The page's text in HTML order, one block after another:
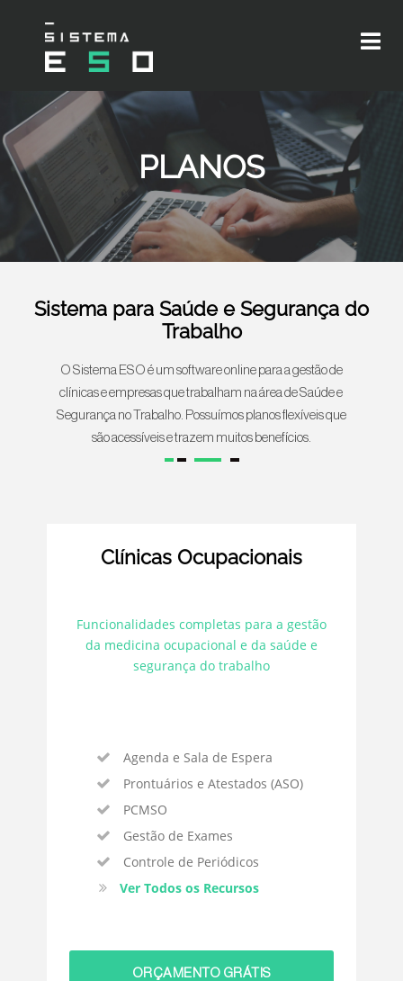
PLANOS
Sistema para Saúde e Segurança do
Trabalho
O Sistema ESO é um software online para a gestão de
clínicas e empresas que trabalham na área de Saúde e
Segurança no Trabalho. Possuímos planos flexíveis que
são acessíveis e trazem muitos benefícios.
Clínicas Ocupacionais
Funcionalidades completas para a gestão
da medicina ocupacional e da saúde e
segurança do trabalho
Agenda e Sala de Espera
Prontuários e Atestados (ASO)
PCMSO
Gestão de Exames
Controle de Periódicos
Ver Todos os Recursos
ORÇAMENTO GRÁTIS